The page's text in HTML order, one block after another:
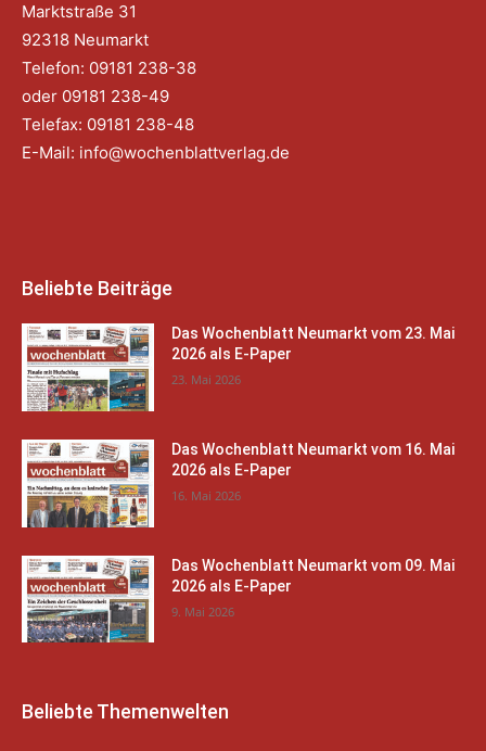
Marktstraße 31
92318 Neumarkt
Telefon: 09181 238-38
oder 09181 238-49
Telefax: 09181 238-48
E-Mail: info@wochenblattverlag.de
Beliebte Beiträge
Das Wochenblatt Neumarkt vom 23. Mai
2026 als E-Paper
23. Mai 2026
Das Wochenblatt Neumarkt vom 16. Mai
2026 als E-Paper
16. Mai 2026
Das Wochenblatt Neumarkt vom 09. Mai
2026 als E-Paper
9. Mai 2026
Beliebte Themenwelten